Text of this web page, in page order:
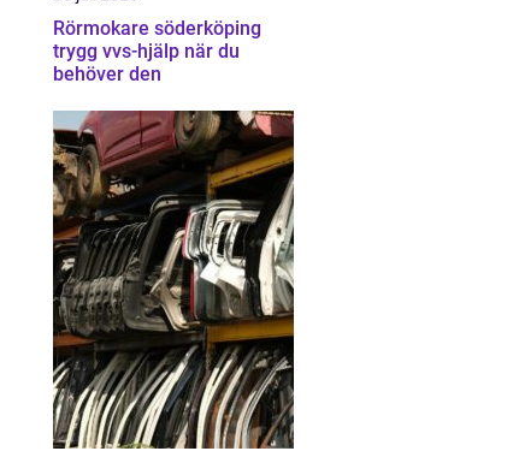
Rörmokare söderköping
trygg vvs-hjälp när du
behöver den